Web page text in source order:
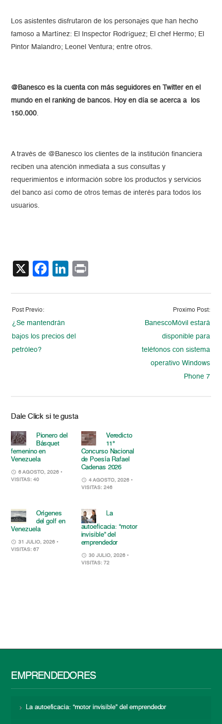
Los asistentes disfrutaron de los personajes que han hecho
famoso a Martínez: El Inspector Rodríguez; El chef Hermo; El
Pintor Malandro; Leonel Ventura; entre otros.
@Banesco es la cuenta con más seguidores en Twitter en el
mundo en el ranking de bancos. Hoy en día se acerca a los
150.000.
A través de @Banesco los clientes de la institución financiera
reciben una atención inmediata a sus consultas y
requerimientos e información sobre los productos y servicios
del banco así como de otros temas de interés para todos los
usuarios.
X Facebook
LinkedIn
Post Previo:
¿Se mantendrán
bajos los precios del
petróleo?
Proximo Post:
BanescoMóvil estará
disponible para
teléfonos con sistema
operativo Windows
Phone 7
Dale Click si te gusta
Pionero del
Básquet
femenino en
Venezuela
6 AGOSTO, 2026 •
VISITAS: 40
Veredicto
11°
Concurso Nacional
de Poesía Rafael
Cadenas 2026
4 AGOSTO, 2026 •
VISITAS: 246
Orígenes
del golf en
Venezuela
31 JULIO, 2026 •
VISITAS: 67
La
autoeficacia: “motor
invisible” del
emprendedor
30 JULIO, 2026 •
VISITAS: 72
EMPRENDEDORES
La autoeficacia: “motor invisible” del emprendedor